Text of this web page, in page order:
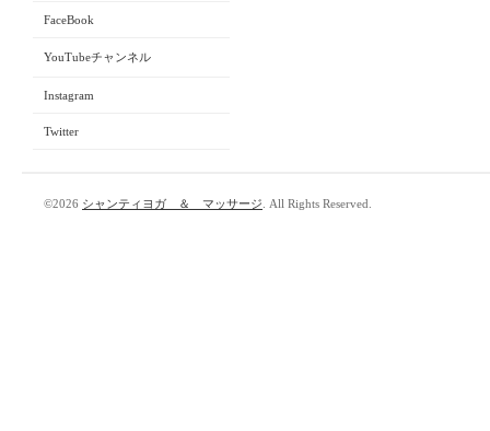
FaceBook
YouTubeチャンネル
Instagram
Twitter
©2026 シャンティヨガ ＆ マッサージ . All Rights Reserved.